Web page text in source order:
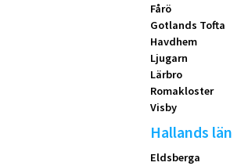
Fårö
Gotlands Tofta
Havdhem
Ljugarn
Lärbro
Romakloster
Visby
Hallands län
Eldsberga